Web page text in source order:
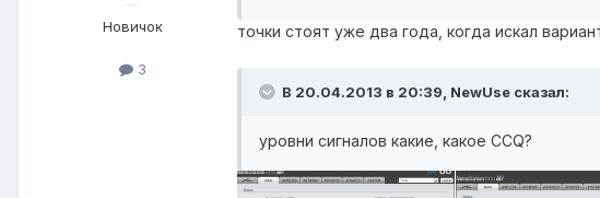
Новичок
3
точки стоят уже два года, когда искал
В 20.04.2013 в 20:39, NewUse сказал:
уровни сигналов какие, какое CCQ?